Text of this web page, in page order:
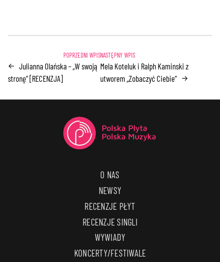
← Julianna Olańska – „W swoją
stronę” [RECENZJA]
Mela Koteluk i Ralph Kaminski z
utworem „Zobaczyć Ciebie” →
O NAS
NEWSY
RECENZJE PŁYT
RECENZJE SINGLI
WYWIADY
KONCERTY/FESTIWALE